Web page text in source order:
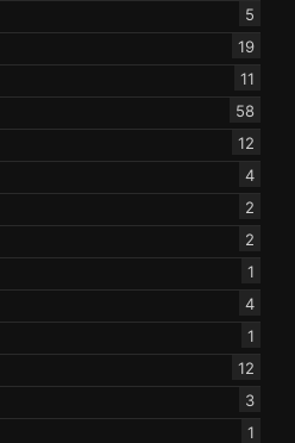
5
19
11
58
12
4
2
2
1
4
1
12
3
1